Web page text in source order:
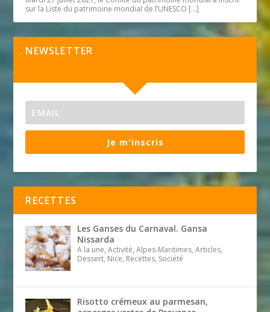
sur la Liste du patrimoine mondial de l’UNESCO […]
NEWSLETTER
Je m'inscris
RECETTES
Les Ganses du Carnaval. Gansa
Nissarda
A la une, Activité, Alpes-Maritimes, Articles,
Dessert, Nice, Recettes, Société
Risotto crémeux au parmesan,